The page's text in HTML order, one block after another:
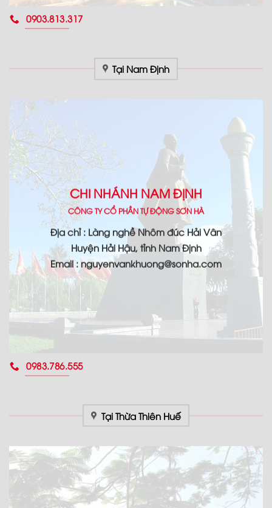
0903.813.317
Tại Nam Định
CHI NHÁNH NAM ĐỊNH
CÔNG TY CỔ PHẦN TỰ ĐỘNG SƠN HÀ
Địa chỉ : Làng nghề Nhôm đúc Hải Vân
Huyện Hải Hậu, tỉnh Nam Định
Email : nguyenvankhuong@sonha.com
0983.786.555
Tại Thừa Thiên Huế